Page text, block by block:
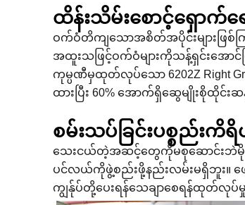
ထိန်းသိမ်းစောင့်ရှောက်ရ
ဝက်ဝံတိကျသောအစိတ်အပိုင်းများဖ
အထူးသဖြင့်ဝက်ဝံများကိုသန့်ရှင်းအော
ကုမ္ပဏီမှထုတ်လုပ်သော 6202Z Right
ထားပြီး 60% အောက်ရှိဆွေမျိုးစိုထို
စမ်းသပ်ခြင်းပစ္စည်းကိရိ
သေးငယ်တဲ့အဆင့်တွေကိုမစုဆောင်းဘဲမို
ပင်လယ်ကိုဖွဲ့စည်းဖို့နည်းလမ်းမရှိဘူး။ ဖ
ကျွန်ုပ်တို့ပေးရန်သေချာစေရန်ထုတ်လု